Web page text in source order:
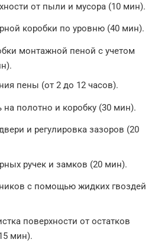
от пыли и мусора (10 мин).
коробки по уровню (40 мин).
монтажной пеной с учетом
пены (от 2 до 12 часов).
на полотно и коробку (30 мин).
и регулировка зазоров (20
ручек и замков (20 мин).
с помощью жидких гвоздей
поверхности от остатков
мин).